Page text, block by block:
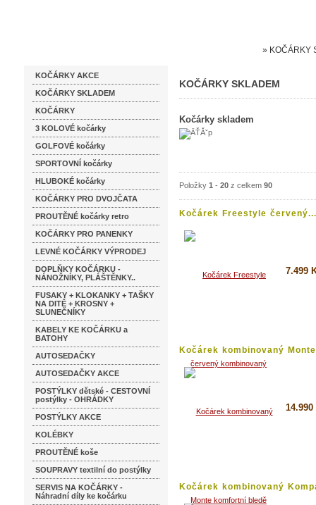
KOČÁRKY AKCE
KOČÁRKY SKLADEM
KOČÁRKY
3 KOLOVÉ kočárky
GOLFOVÉ kočárky
SPORTOVNÍ kočárky
HLUBOKÉ kočárky
KOČÁRKY PRO DVOJČATA
PROUTĚNÉ kočárky retro
KOČÁRKY PRO PANENKY
LEVNÉ KOČÁRKY VÝPRODEJ
DOPLŇKY KOČÁRKU -
NÁNOŽNÍKY, PLÁŠTĚNKY..
FUSAKY + KLOKANKY + TAŠKY
NA DITĚ + KROSNY +
SLUNEČNÍKY
KABELY KE KOČÁRKU a
BATOHY
AUTOSEDAČKY
AUTOSEDAČKY AKCE
POSTÝLKY dětské - CESTOVNÍ
postýlky - OHRÁDKY
POSTÝLKY AKCE
KOLÉBKY
PROUTĚNÉ koše
SOUPRAVY textilní do postýlky
SERVIS NA KOČÁRKY -
Náhradní díly ke kočárku
» KOČÁRKY
KOČÁRKY SKLADEM
Kočárky skladem
Položky 1 - 20 z celkem 90
Kočárek Freestyle červený...
7.499
Kočárek kombinovaný
14.990
Kočárek kombinovaný